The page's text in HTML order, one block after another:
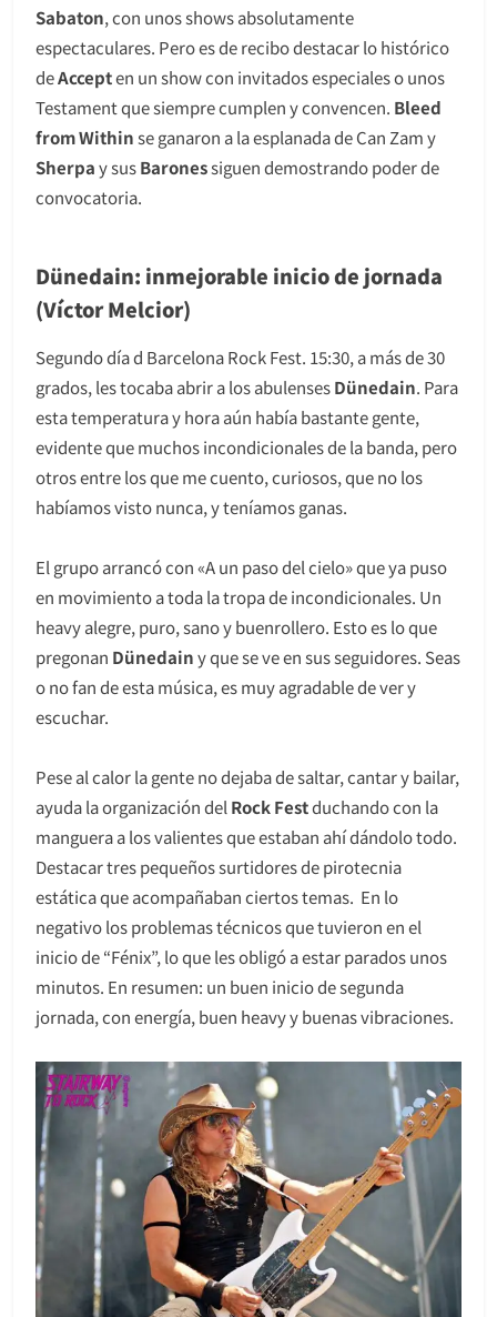
Sabaton, con unos shows absolutamente
espectaculares. Pero es de recibo destacar lo histórico
deAccepten un show con invitados especiales o unos
Testament que siempre cumplen y convencen. Bleed
from Withinse ganaron a la esplanada de Can Zam y
Sherpay susBaronessiguen demostrando poder de
convocatoria.
Dünedain: inmejorable inicio de jornada
(Víctor Melcior)
Segundo día d Barcelona Rock Fest. 15:30, a más de 30
grados, les tocaba abrir a los abulensesDünedain. Para
esta temperatura y hora aún había bastante gente,
evidente que muchos incondicionales de la banda, pero
otros entre los que me cuento, curiosos, que no los
habíamos visto nunca, y teníamos ganas.
El grupo arrancó con «A un paso del cielo» que ya puso
en movimiento a toda la tropa de incondicionales. Un
heavy alegre, puro, sano y buenrollero. Esto es lo que
pregonan Dünedainy que se ve en sus seguidores. Seas
o no fan de esta música, es muy agradable de ver y
escuchar.
Pese al calor la gente no dejaba de saltar, cantar y bailar,
ayuda la organización del Rock Festduchando con la
manguera a los valientes que estaban ahí dándolo todo.
Destacar tres pequeños surtidores de pirotecnia
estática que acompañaban ciertos temas. En lo
negativo los problemas técnicos que tuvieron en el
inicio de “Fénix”, lo que les obligó a estar parados unos
minutos. En resumen: un buen inicio de segunda
jornada, con energía, buen heavy y buenas vibraciones.